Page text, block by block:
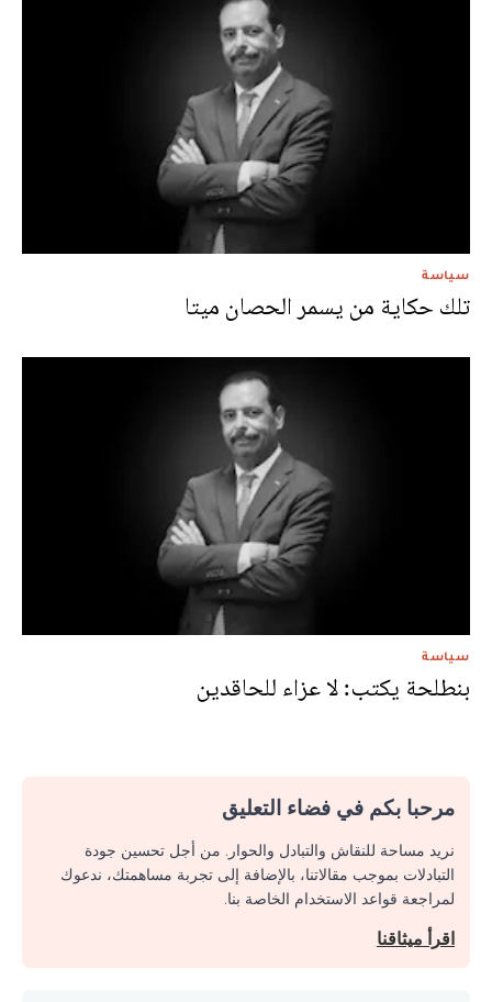
سياسة
تلك حكاية من يسمر الحصان ميتا
سياسة
بنطلحة يكتب: لا عزاء للحاقدين
مرحبا بكم في فضاء التعليق
نريد مساحة للنقاش والتبادل والحوار. من أجل تحسين جودة
التبادلات بموجب مقالاتنا، بالإضافة إلى تجربة مساهمتك، ندعوك
لمراجعة قواعد الاستخدام الخاصة بنا.
اقرأ ميثاقنا